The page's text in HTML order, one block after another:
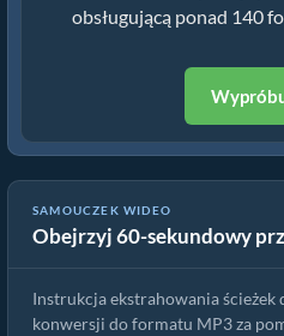
obsługującą ponad 140
SAMOUCZEK WIDEO
Obejrzyj 60-sekundowy
Jak konwertować pliki la online
Instrukcja ekstrahowania
konwersji do formatu MP3 za